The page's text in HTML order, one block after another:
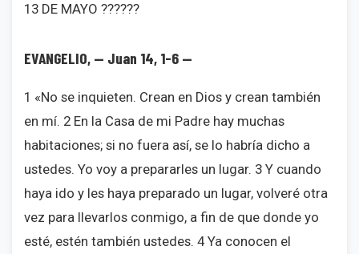
13 DE MAYO ??????
EVANGELIO, — Juan 14, 1-6 —
1 «No se inquieten. Crean en Dios y crean también
en mí. 2 En la Casa de mi Padre hay muchas
habitaciones; si no fuera así, se lo habría dicho a
ustedes. Yo voy a prepararles un lugar. 3 Y cuando
haya ido y les haya preparado un lugar, volveré otra
vez para llevarlos conmigo, a fin de que donde yo
esté, estén también ustedes. 4 Ya conocen el